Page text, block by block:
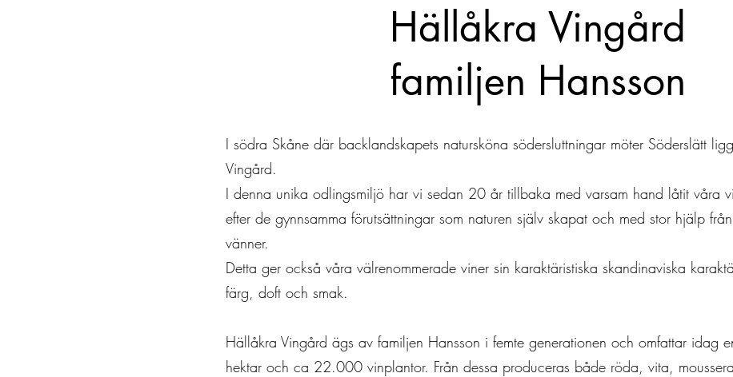
Hällåkra Vingård
familjen Hansson
I södra Skåne där backlandskapets natursköna södersluttningar möter Söderslätt
Vingård.
I denna unika odlingsmiljö har vi sedan 20 år tillbaka med varsam hand låtit våra
efter de gynnsamma förutsättningar som naturen själv skapat och med stor hjälp
vänner.
Detta ger också våra välrenommerade viner sin karaktäristiska skandinaviska
färg, doft och smak.
Hällåkra Vingård ägs av familjen Hansson i femte generationen och omfattar idag
hektar och ca 22.000 vinplantor. Från dessa produceras både röda, vita,